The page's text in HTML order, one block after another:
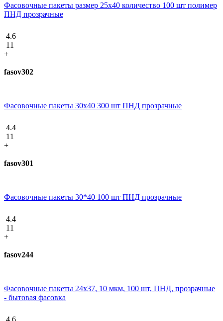
Фасовочные пакеты размер 25х40 количество 100 шт полимер
ПНД прозрачные
4.6
11
+
fasov302
Фасовочные пакеты 30х40 300 шт ПНД прозрачные
4.4
11
+
fasov301
Фасовочные пакеты 30*40 100 шт ПНД прозрачные
4.4
11
+
fasov244
Фасовочные пакеты 24х37, 10 мкм, 100 шт, ПНД, прозрачные
- бытовая фасовка
4.6